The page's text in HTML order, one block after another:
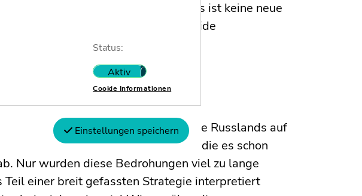
in seiner Struktur zu schwächen. Dies ist keine neue
in der wir sie heute erleben, ist hybride
als je zuvor.
beispielsweise an die Cyber-Angriffe Russlands auf
Universitäten und Unternehmen, die es schon
Nur wurden diese Bedrohungen viel zu lange
einer breit gefassten Strategie interpretiert
Status:
Aktiv
Nicht aktiv
Cookie Informationen
Einstellungen speichern